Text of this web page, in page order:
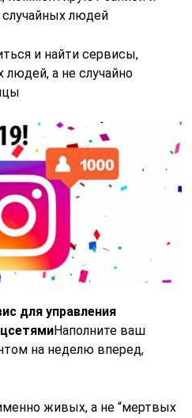
людей
и найти сервисы,
а не случайно
для управления
Наполните ваш
на неделю вперед,
живых, а не “мертвых